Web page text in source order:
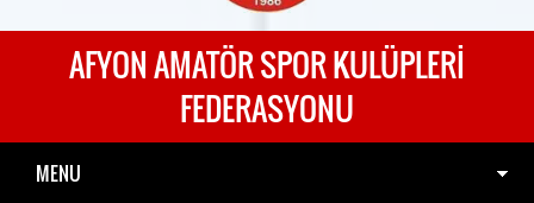
AFYON AMATÖR SPOR KULÜPLERI
FEDERASYONU
MENU